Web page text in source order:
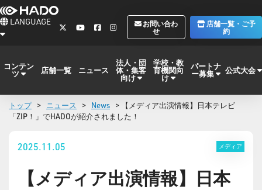
LANGUAGE
お問い合わ
せ
店舗一覧・ご予
約
コンテン
ツ 店舗一覧 ニュース
法人・団
体・集客
向け
学校・教
育機関向
け
パートナ
ー募集 公式大会
トップ > ニュース > News > 【メディア出演情報】日本テレビ
「ZIP！」でHADOが紹介されました！
2025.11.05 メディア
【メディア出演情報】日本